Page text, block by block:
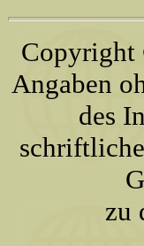
Copyright
Angaben
des
zu